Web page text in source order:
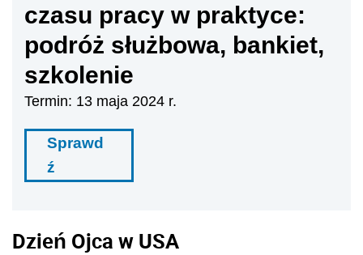
czasu pracy w praktyce:
podróż służbowa, bankiet,
szkolenie
Termin: 13 maja 2024 r.
Sprawd
ź
Dzień Ojca w USA